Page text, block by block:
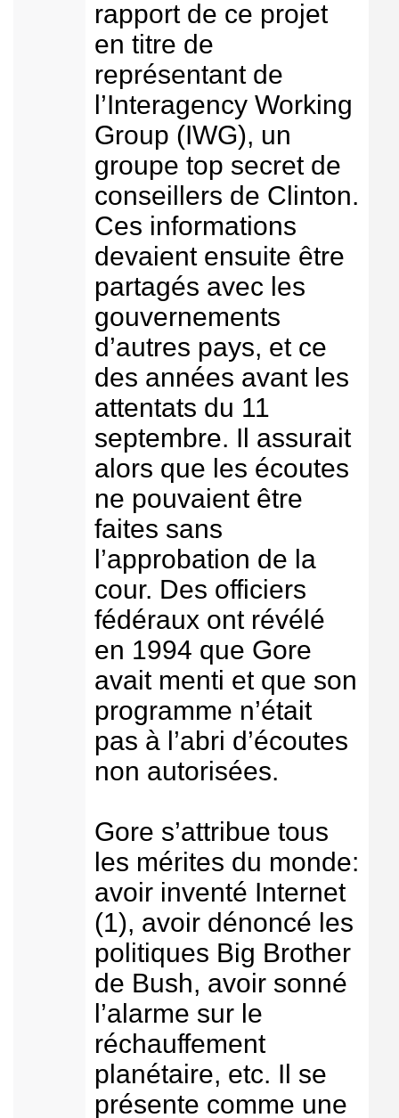
rapport de ce projet
en titre de
représentant de
l’Interagency Working
Group (IWG), un
groupe top secret de
conseillers de Clinton.
Ces informations
devaient ensuite être
partagés avec les
gouvernements
d’autres pays, et ce
des années avant les
attentats du 11
septembre. Il assurait
alors que les écoutes
ne pouvaient être
faites sans
l’approbation de la
cour. Des officiers
fédéraux ont révélé
en 1994 que Gore
avait menti et que son
programme n’était
pas à l’abri d’écoutes
non autorisées.
Gore s’attribue tous
les mérites du monde:
avoir inventé Internet
(1), avoir dénoncé les
politiques Big Brother
de Bush, avoir sonné
l’alarme sur le
réchauffement
planétaire, etc. Il se
présente comme une